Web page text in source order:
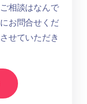
相談はなんで
お問合せくだ
せていただき